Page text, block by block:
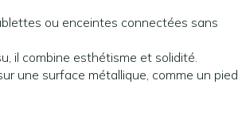
ou enceintes connectées sans
il combine esthétisme et solidité.
une surface métallique, comme un pied